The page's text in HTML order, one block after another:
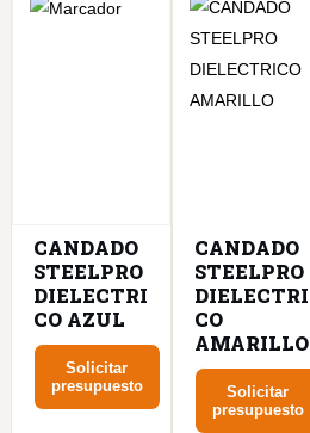
CANDADO
STEELPRO
DIELECTRI
CO AZUL
Solicitar
presupuesto
CANDADO
STEELPRO
DIELECTRI
CO
AMARILLO
Solicitar
presupuesto